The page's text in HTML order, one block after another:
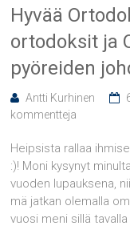
Hyvää
ortodoksit ja
pyöreiden
Antti Kurhinen
kommentteja
Heipsista rallaa
:)! Moni kysynyt
vuoden lupauksena,
mä jatkan olemalla
vuosi meni sillä tavalla